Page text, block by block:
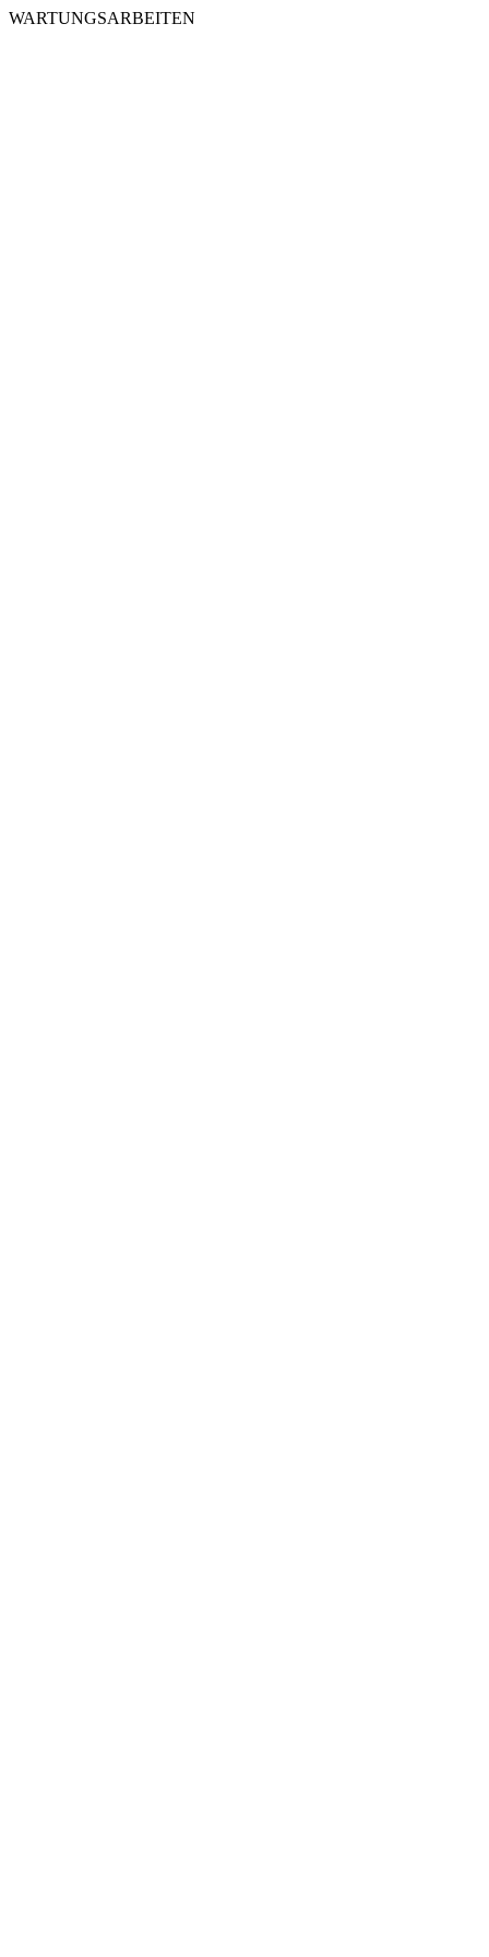
WARTUNGSARBEITEN